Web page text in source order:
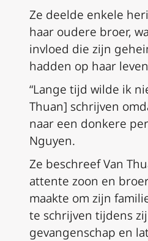
Ze deelde enkele
haar oudere broer,
invloed die zijn
hadden op haar
“Lange tijd wilde ik
Thuan] schrijven
naar een donkere
Nguyen.
Ze beschreef Van
attente zoon en
maakte om zijn
te schrijven tijdens
gevangenschap en